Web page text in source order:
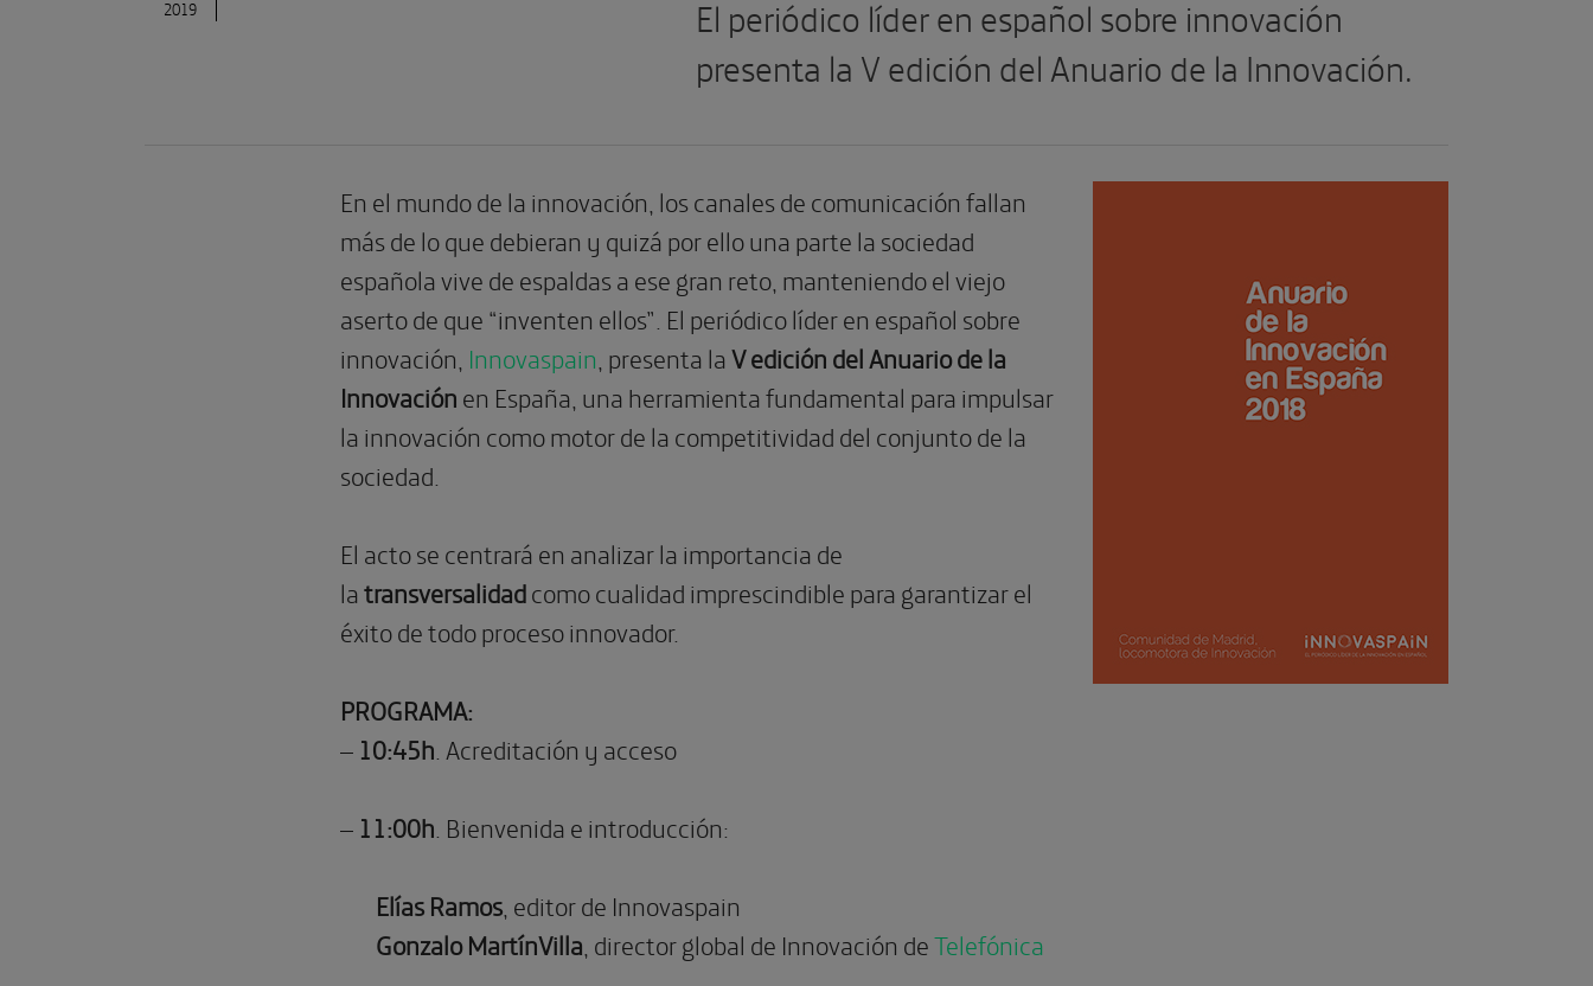
2019
El periódico líder en español sobre innovación
presenta la V edición del Anuario de la Innovación.
En el mundo de la innovación, los canales de comunicación fallan
más de lo que debieran y quizá por ello una parte la sociedad
española vive de espaldas a ese gran reto, manteniendo el viejo
aserto de que “inventen ellos”. El periódico líder en español sobre
innovación, Innovaspain , presenta laV edición del Anuario de la
Innovaciónen España, una herramienta fundamental para impulsar
la innovación como motor de la competitividad del conjunto de la
sociedad.
El acto se centrará en analizar la importancia de
latransversalidadcomo cualidad imprescindible para garantizar el
éxito de todo proceso innovador.
PROGRAMA:
– 10:45h . Acreditación y acceso
– 11:00h . Bienvenida e introducción:
Elías Ramos , editor de Innovaspain
Gonzalo MartínVilla , director global de Innovación deTelefónica